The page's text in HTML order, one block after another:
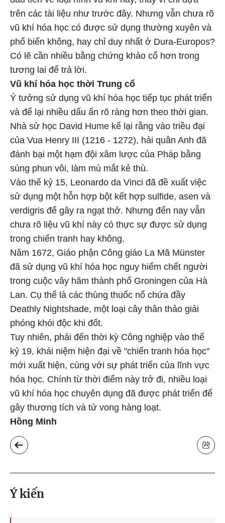
trên các tài liệu như trước đây. Nhưng vẫn chưa rõ
vũ khí hóa học có được sử dụng thường xuyên và
phổ biến không, hay chỉ duy nhất ở Dura-Europos?
Có lẽ cần nhiều bằng chứng khảo cổ hơn trong
tương lai để trả lời.
Vũ khí hóa học thời Trung cổ
Ý tưởng sử dụng vũ khí hóa học tiếp tục phát triển
và để lại nhiều dấu ấn rõ ràng hơn theo thời gian.
Nhà sử học David Hume kể lại rằng vào triều đại
của Vua Henry III (1216 - 1272), hải quân Anh đã
đánh bại một hạm đội xâm lược của Pháp bằng
súng phun vôi, làm mù mắt kẻ thù.
Vào thế kỷ 15, Leonardo da Vinci đã đề xuất việc
sử dụng một hỗn hợp bột kết hợp sulfide, asen và
verdigris để gây ra ngạt thở. Nhưng đến nay vẫn
chưa rõ liệu vũ khí này có thực sự được sử dụng
trong chiến tranh hay không.
Năm 1672, Giáo phận Công giáo La Mã Münster
đã sử dụng vũ khí hóa học nguy hiểm chết người
trong cuộc vây hãm thành phố Groningen của Hà
Lan. Cụ thể là các thùng thuốc nổ chứa đầy
Deathly Nightshade, một loại cây thân thảo giải
phóng khói độc khi đốt.
Tuy nhiên, phải đến thời kỳ Công nghiệp vào thế
kỷ 19, khái niệm hiện đại về "chiến tranh hóa học"
mới xuất hiện, cùng với sự phát triển của lĩnh vực
hóa học. Chính từ thời điểm này trở đi, nhiều loại
vũ khí hóa học chuyên dụng đã được phát triển để
gây thương tích và tử vong hàng loạt.
Hồng Minh
Ý kiến